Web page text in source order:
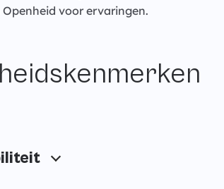
voor ervaringen.